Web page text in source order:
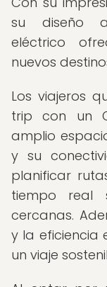
su diseño
eléctrico
nuevos
Los viajeros
trip con un
amplio
y su
planificar
tiempo real
cercanas.
y la eficiencia
un viaje